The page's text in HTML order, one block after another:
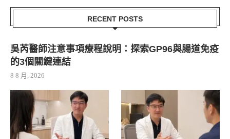
RECENT POSTS
吳芮醫師注意事項療程說明：探索GP96與腸道免疫
的3個關鍵連結
8 8 月, 2026